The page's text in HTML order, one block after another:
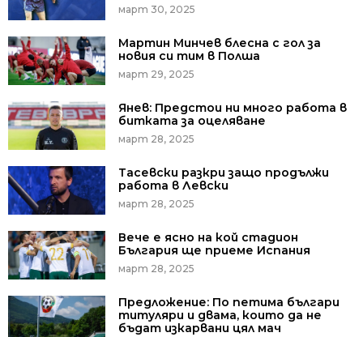
март 30, 2025
Мартин Минчев блесна с гол за
новия си тим в Полша
март 29, 2025
Янев: Предстои ни много работа в
битката за оцеляване
март 28, 2025
Тасевски разкри защо продължи
работа в Левски
март 28, 2025
Вече е ясно на кой стадион
България ще приеме Испания
март 28, 2025
Предложение: По петима българи
титуляри и двама, които да не
бъдат изкарвани цял мач